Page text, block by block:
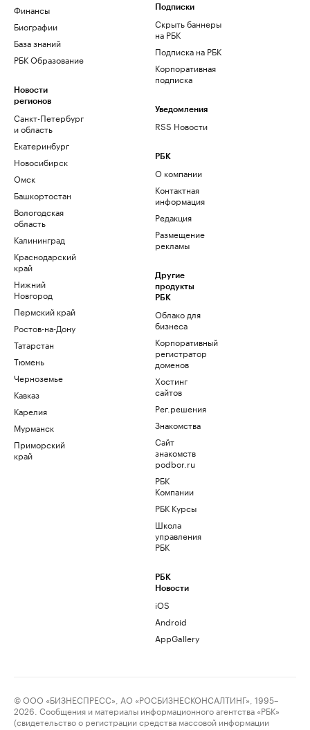
Финансы
Биографии
База знаний
РБК Образование
Новости
регионов
Санкт-Петербург
и область
Екатеринбург
Новосибирск
Омск
Башкортостан
Вологодская
область
Калининград
Краснодарский
край
Нижний
Новгород
Пермский край
Ростов-на-Дону
Татарстан
Тюмень
Черноземье
Кавказ
Карелия
Мурманск
Приморский
край
Подписки
Скрыть баннеры
на РБК
Подписка на РБК
Корпоративная
подписка
Уведомления
RSS Новости
РБК
О компании
Контактная
информация
Редакция
Размещение
рекламы
Другие
продукты
РБК
Облако для
бизнеса
Корпоративный
регистратор
доменов
Хостинг
сайтов
Рег.решения
Знакомства
Сайт
знакомств
podbor.ru
РБК
Компании
РБК Курсы
Школа
управления
РБК
РБК
Новости
iOS
Android
AppGallery
© ООО «БИЗНЕСПРЕСС», АО «РОСБИЗНЕСКОНСАЛТИНГ», 1995–
2026. Сообщения и материалы информационного агентства «РБК»
(свидетельство о регистрации средства массовой информации